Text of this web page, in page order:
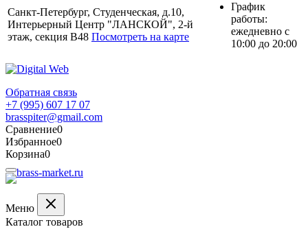
Санкт-Петербург, Студенческая, д.10,
Интерьерный Центр "ЛАНСКОЙ", 2-й
этаж, секция В48 Посмотреть на карте
График
работы:
ежедневно с
10:00 до 20:00
Обратная связь
+7 (995) 607 17 07
brasspiter@gmail.com
Сравнение0
Избранное0
Корзина0
Меню
Каталог товаров